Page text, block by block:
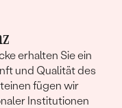
erhalten Sie ein
und Qualität des
fügen wir
Institutionen